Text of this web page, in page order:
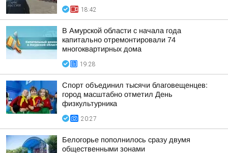
18:42
В Амурской области с начала года
капитально отремонтировали 74
многоквартирных дома
19:28
Спорт объединил тысячи благовещенцев:
город масштабно отметил День
физкультурника
20:27
Белогорье пополнилось сразу двумя
общественными зонами